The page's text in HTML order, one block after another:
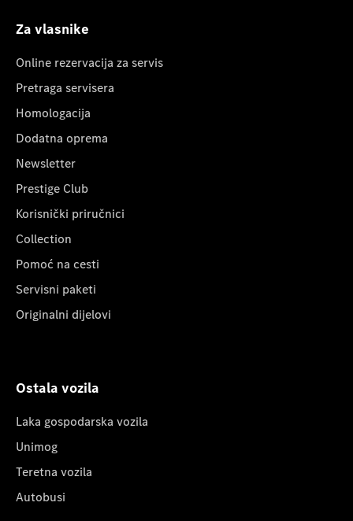
Za vlasnike
Online rezervacija za servis
Pretraga servisera
Homologacija
Dodatna oprema
Newsletter
Prestige Club
Korisnički priručnici
Collection
Pomoć na cesti
Servisni paketi
Originalni dijelovi
Ostala vozila
Laka gospodarska vozila
Unimog
Teretna vozila
Autobusi